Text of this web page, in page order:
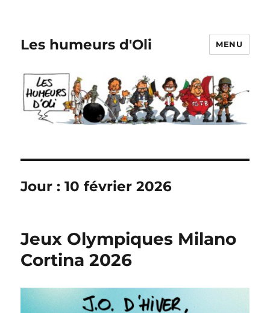
Les humeurs d'Oli MENU
Jour :10 février 2026
Jeux Olympiques Milano
Cortina 2026